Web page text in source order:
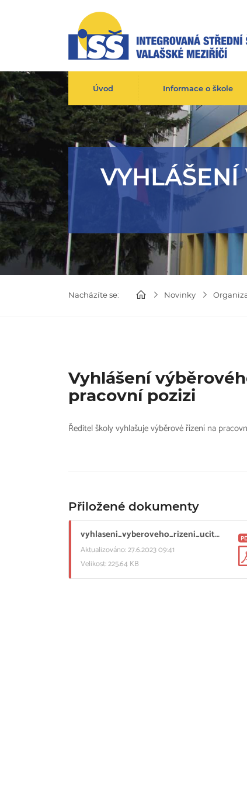
Úvod Informace o škole
Nacházíte se: Novinky
Vyhlášení
pracovní pozizi
Ředitel školy vyhlašuje výběrové řízení na
Přiložené dokumenty
vyhlaseni_vyberoveho_rizeni_ucitel_ov_elektro_2023.pdf
Aktualizováno: 27.6.2023 09:41
Velikost: 225.64 KB